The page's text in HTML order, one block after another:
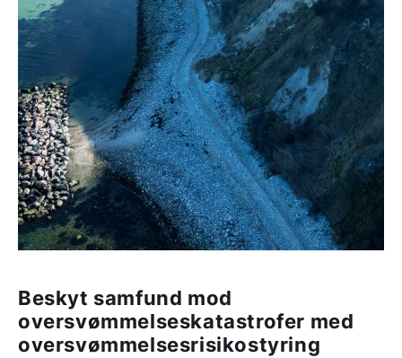
Beskyt samfund mod
oversvømmelseskatastrofer med
oversvømmelsesrisikostyring